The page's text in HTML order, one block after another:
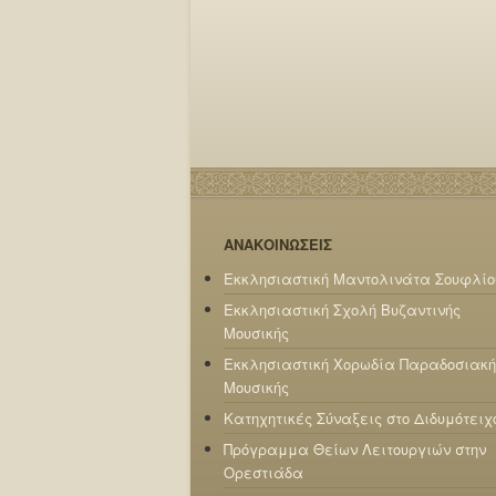
ΑΝΑΚΟΙΝΩΣΕΙΣ
Εκκλησιαστική Μαντολινάτα
Εκκλησιαστική Σχολή Βυζαντινής
Μουσικής
Εκκλησιαστική Χορωδία
Μουσικής
Κατηχητικές Σύναξεις στο
Πρόγραμμα Θείων Λειτουργιών στην
Ορεστιάδα